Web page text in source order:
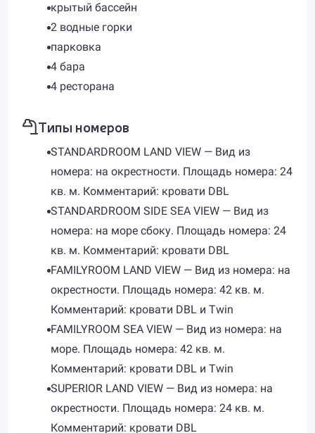
крытый бассейн
2 водные горки
парковка
4 бара
4 ресторана
Типы номеров
STANDARDROOM LAND VIEW — Вид из
номера: на окрестности. Площадь номера: 24
кв. м. Комментарий: кровати DBL
STANDARDROOM SIDE SEA VIEW — Вид из
номера: на море сбоку. Площадь номера: 24
кв. м. Комментарий: кровати DBL
FAMILYROOM LAND VIEW — Вид из номера: на
окрестности. Площадь номера: 42 кв. м.
Комментарий: кровати DBL и Twin
FAMILYROOM SEA VIEW — Вид из номера: на
море. Площадь номера: 42 кв. м.
Комментарий: кровати DBL и Twin
SUPERIOR LAND VIEW — Вид из номера: на
окрестности. Площадь номера: 24 кв. м.
Комментарий: кровати DBL